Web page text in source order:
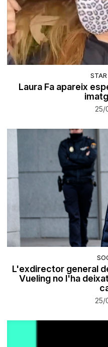
Laura Fa apareix
25/
L'exdirector general
Vueling no l'ha
25/